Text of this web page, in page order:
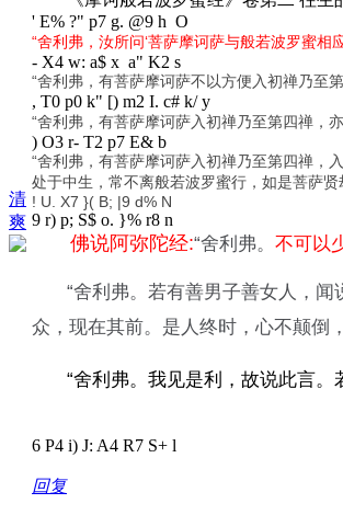
清
爽
' E% ?" p7 g. @9 h O
“舍利弗，汝所问‘菩萨摩诃萨与般若波罗蜜
- X4 w: a$ x a" K2 s
“舍利弗，有菩萨摩诃萨不以方便入初禅乃至
, T0 p0 k" [) m2 I. c# k/ y
“舍利弗，有菩萨摩诃萨入初禅乃至第四禅，
) O3 r- T2 p7 E& b
“舍利弗，有菩萨摩诃萨入初禅乃至第四禅，
处于中生，常不离般若波罗蜜行，如是菩萨贤
! U. X7 }( B; |9 d% N
9 r) p; S$ o. }% r8 n
佛说阿弥陀经:“舍利弗。 不可以
“舍利弗。若有善男子善女人，
众，现在其前。是人终时，心不颠倒
“舍利弗。我见是利，故说此言。
6 P4 i) J: A4 R7 S+ l
回复